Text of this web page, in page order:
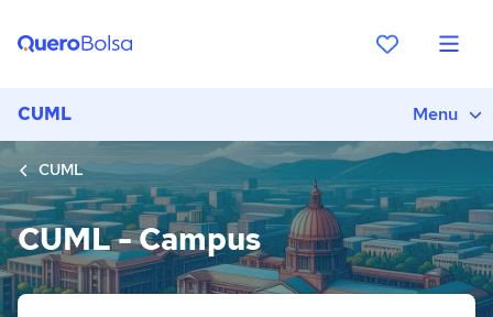
CUML Menu
CUML
CUML - Campus